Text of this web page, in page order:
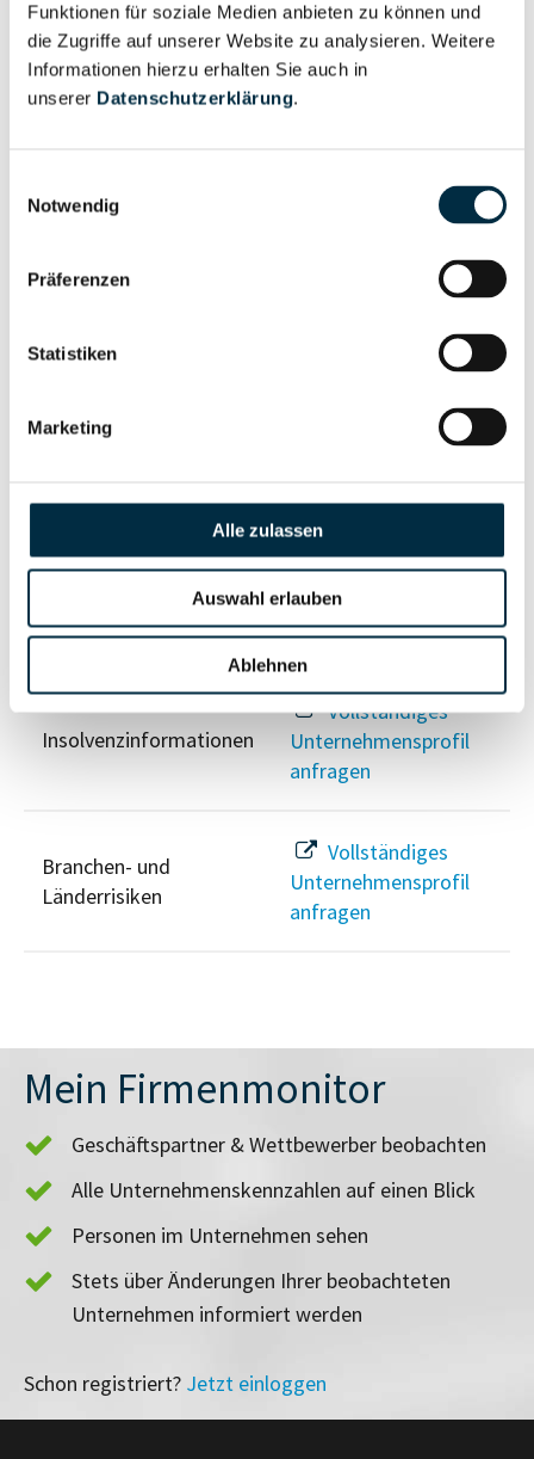
Funktionen für soziale Medien anbieten zu können und
die Zugriffe auf unserer Website zu analysieren. Weitere
Informationen hierzu erhalten Sie auch in
unserer Datenschutzerklärung.
Notwendig
Präferenzen
Statistiken
Marketing
Alle zulassen
Auswahl erlauben
Ablehnen
Gesellschafterstruktur
Vollständiges
Unternehmensprofil
Unternehmensnetzwerk
Unternehmensprofil
Berechtigten Pfad
Unternehmensprofil
Sanktionslistenstatus
Vollständiges
Unternehmensprofil
anfragen
Insolvenzinformationen
Vollständiges
Unternehmensprofil
anfragen
Branchen- und
Länderrisiken
Vollständiges
Unternehmensprofil
anfragen
Mein Firmenmonitor
Geschäftspartner & Wettbewerber beobachten
Alle Unternehmenskennzahlen auf einen Blick
Personen im Unternehmen sehen
Stets über Änderungen Ihrer beobachteten
Unternehmen informiert werden
Schon registriert? Jetzt einloggen